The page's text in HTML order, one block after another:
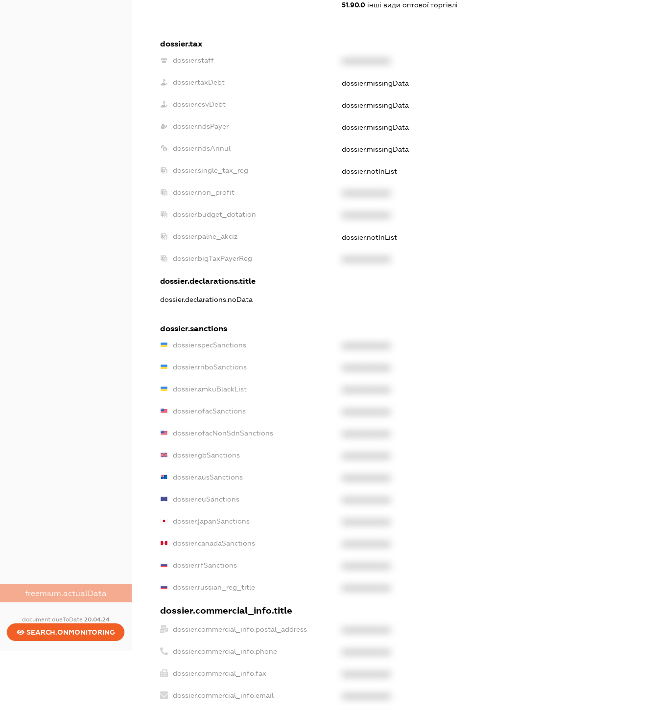
freemium.actualData
document.dueToDate 20.04.24
SEARCH.ONMONITORING
51.90.0інші види оптової торгівлі
dossier.tax
dossier.staff
dossier.taxDebt dossier.missingData
dossier.esvDebt dossier.missingData
dossier.ndsPayer dossier.missingData
dossier.ndsAnnul dossier.missingData
dossier.single_tax_reg dossier.notInList
dossier.non_profit
dossier.budget_dotation
dossier.palne_akciz dossier.notInList
dossier.bigTaxPayerReg
dossier.declarations.title
dossier.declarations.noData
dossier.sanctions
dossier.specSanctions
dossier.rnboSanctions
dossier.amkuBlackList
dossier.ofacSanctions
dossier.ofacNonSdnSanctions
dossier.gbSanctions
dossier.ausSanctions
dossier.euSanctions
dossier.japanSanctions
dossier.canadaSanctions
dossier.rfSanctions
dossier.russian_reg_title
dossier.commercial_info.title
dossier.commercial_info.postal_address
dossier.commercial_info.phone
dossier.commercial_info.fax
dossier.commercial_info.email